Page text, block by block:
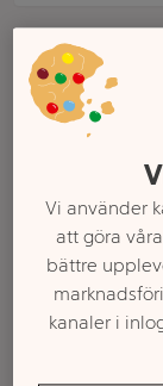
Hiddensocka
5p MIX 28/30
Vi använder
att göra
bättre
kanaler i